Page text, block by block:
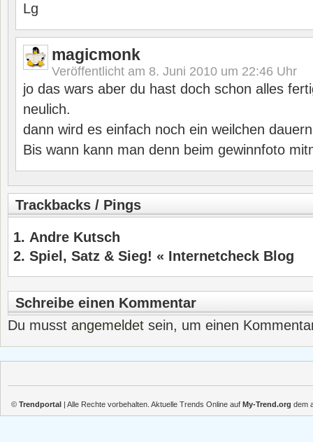
Lg
magicmonk
Veröffentlicht am 8. Juni 2010 um 22:46 Uhr
jo das wars aber du hast doch schon alles
neulich.
dann wird es einfach noch ein weilchen
Bis wann kann man denn beim gewinnfoto
Trackbacks / Pings
Andre Kutsch
Spiel, Satz & Sieg! « Internetcheck Blog
Schreibe einen Kommentar
Du musst angemeldet sein, um einen
© Trendportal | Alle Rechte vorbehalten. Aktuelle Trends Online auf My-Trend.org dem